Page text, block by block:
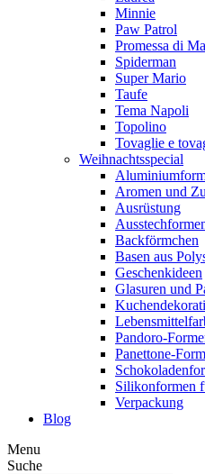
Minnie
Paw Patrol
Promessa di
Spiderman
Super Mario
Taufe
Tema Napoli
Topolino
Tovaglie e
Weihnachtsspecial
Aromen und
Ausrüstung
Backförmchen
Basen aus
Geschenkideen
Glasuren und
Pandoro-
Panettone-
Silikonformen
Verpackung
Blog
Menu
Suche